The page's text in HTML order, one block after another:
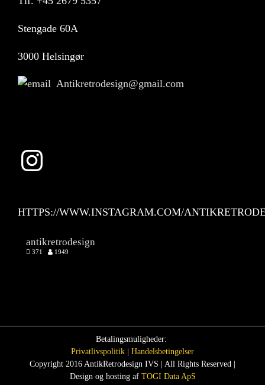
Stengade 60A
3000 Helsingør
Antikretrodesign@gmail.com
HTTPS://WWW.INSTAGRAM.COM/
antikretrodesign
371 1949
Betalingsmuligheder:
Privatlivspolitik
Handelsbetingelser
Copyright 2016 AntikRetrodesign IVS | All Rights Reserved |
Design og hosting af TOGI Data ApS